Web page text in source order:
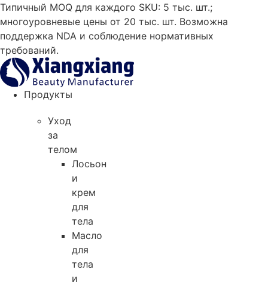
Skip
to
content
Типичный MOQ для каждого SKU: 5 тыс. шт.;
многоуровневые цены от 20 тыс. шт. Возможна
поддержка NDA и соблюдение нормативных
требований.
Продукты
Уход
за
телом
Лосьон
и
крем
для
тела
Масло
для
тела
и